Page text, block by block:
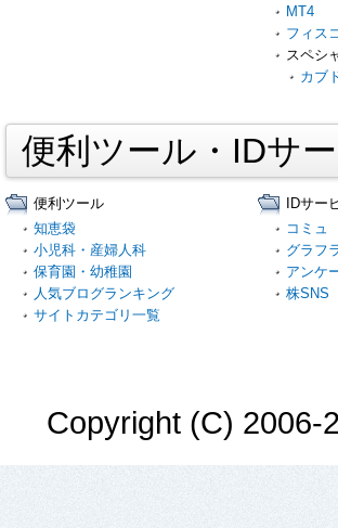
MT4
フィス
スペシ
カブ
便利ツール・IDサ
便利ツール
知恵袋
小児科・産婦人科
保育園・幼稚園
人気ブログランキング
サイトカテゴリ一覧
IDサー
コミュ
グラフ
アンケ
株SNS
Copyright (C) 2006-